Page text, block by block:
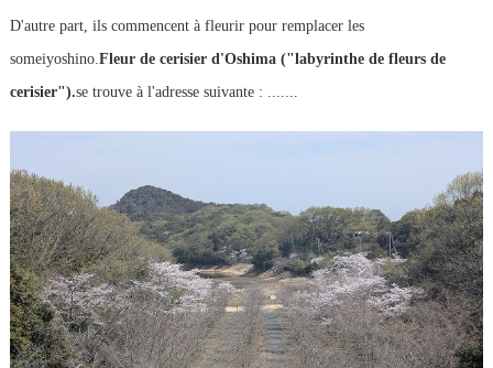
D'autre part, ils commencent à fleurir pour remplacer les
someiyoshino. Fleur de cerisier d'Oshima ("labyrinthe de fleurs de
cerisier").se trouve à l'adresse suivante : .......